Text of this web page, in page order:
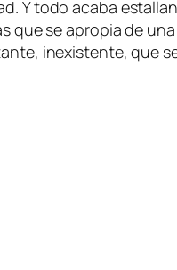
Y to­do aca­ba
que se apro­pia de
in­exis­ten­te, que